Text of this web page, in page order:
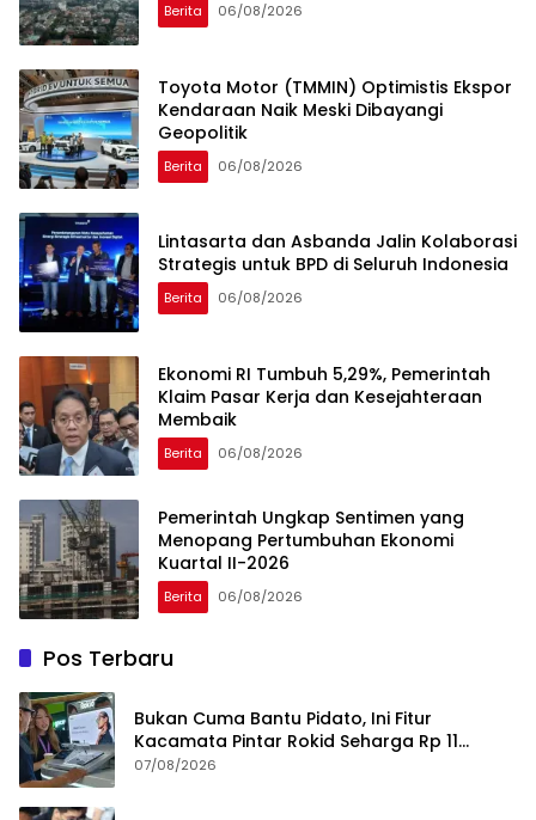
Berita 06/08/2026
Toyota Motor (TMMIN) Optimistis Ekspor
Kendaraan Naik Meski Dibayangi
Geopolitik
Berita 06/08/2026
Lintasarta dan Asbanda Jalin Kolaborasi
Strategis untuk BPD di Seluruh Indonesia
Berita 06/08/2026
Ekonomi RI Tumbuh 5,29%, Pemerintah
Klaim Pasar Kerja dan Kesejahteraan
Membaik
Berita 06/08/2026
Pemerintah Ungkap Sentimen yang
Menopang Pertumbuhan Ekonomi
Kuartal II-2026
Berita 06/08/2026
Pos Terbaru
Bukan Cuma Bantu Pidato, Ini Fitur
Kacamata Pintar Rokid Seharga Rp 11
Jutaan
07/08/2026